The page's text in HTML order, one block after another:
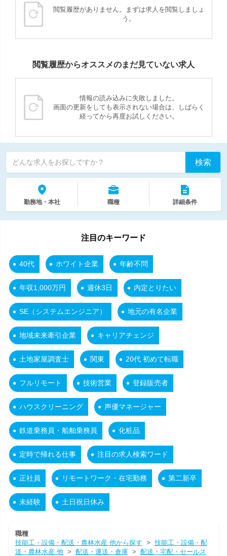
閲覧履歴がありません。まずは求人を閲覧しましょ
う。
閲覧履歴からオススメのまだ見ていない求人
情報の読み込みに失敗しました。
画面の更新をしても表示されない場合は、しばらく
経ってから再度お試しください。
どんな求人をお探しですか？ 検索
勤務地・本社 職種 詳細条件
注目のキーワード
40代 ホワイト企業 年齢不問
年収1,000万円 週休3日 内定とりたい
SE（システムエンジニア） 地元の有名企業
地域未来牽引企業 キャリアチェンジ
土地家屋調査士 関東 20代 初めて転職
フルリモート 技術営業 登録販売者
ハウスクリーニング 声優マネージャー
鉄道乗務員・船舶乗務員 化粧品
定時で帰れる仕事 注目の求人検索ワード
正社員 リモートワーク・在宅勤務 第二新卒
未経験 土日祝日休み
職種
技能工・設備・配送・農林水産 他から探す > 技能工・設備・配
送・農林水産 他> 配送・運送・倉庫> 配送・宅配・セールス